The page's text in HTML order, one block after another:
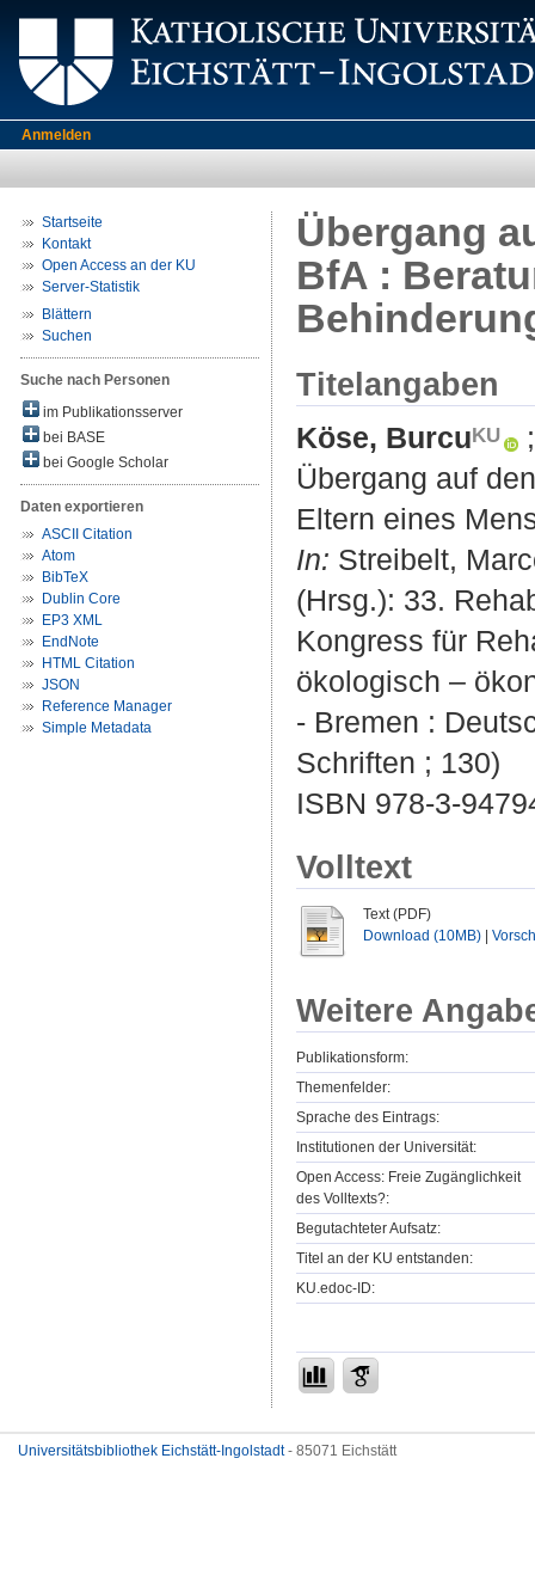
Anmelden
Startseite
Kontakt
Open Access an der KU
Server-Statistik
Blättern
Suchen
Suche nach Personen
im Publikationsserver
bei BASE
bei Google Scholar
Daten exportieren
ASCII Citation
Atom
BibTeX
Dublin Core
EP3 XML
EndNote
HTML Citation
JSON
Reference Manager
Simple Metadata
Übergang
BfA :
Titelangaben
Köse, Burcu
Übergang auf
Eltern eines
In: Streibelt,
(Hrsg.): 33.
Kongress für
ökologisch –
- Bremen :
Schriften ; 130)
ISBN 978-3-
Volltext
Text (PDF)
Download (10MB)
Weitere
Publikationsform:
Themenfelder:
Sprache des Eintrags:
Institutionen der Universität:
Open Access: Freie Zugänglichkeit
des Volltexts?:
Begutachteter Aufsatz:
Titel an der KU entstanden:
KU.edoc-ID:
Universitätsbibliothek Eichstätt-Ingolstadt- 85071 Eichstätt